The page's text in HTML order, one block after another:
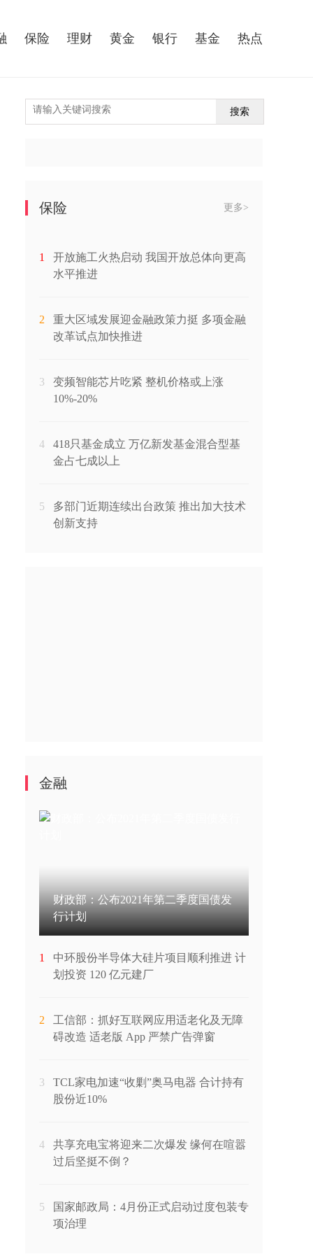
保险 理财 黄金 银行 基金 热点
搜索
保险 更多>
1
开放施工火热启动 我国开放总体向更高
水平推进
2
重大区域发展迎金融政策力挺 多项金融
改革试点加快推进
3
变频智能芯片吃紧 整机价格或上涨
10%-20%
4
418只基金成立 万亿新发基金混合型基
金占七成以上
5
多部门近期连续出台政策 推出加大技术
创新支持
金融
财政部：公布2021年第二季度国债发
行计划
1
中环股份半导体大硅片项目顺利推进 计
划投资 120 亿元建厂
2
工信部：抓好互联网应用适老化及无障
碍改造 适老版 App 严禁广告弹窗
3
TCL家电加速“收剿”奥马电器 合计持有
股份近10%
4
共享充电宝将迎来二次爆发 缘何在喧嚣
过后坚挺不倒？
5
国家邮政局：4月份正式启动过度包装专
项治理